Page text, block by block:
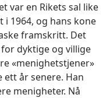
var en Rikets sal like
i 1964, og hans kone
framskritt. Det
dyktige og villige
«menighetstjener»
år senere. Han
menigheter. Nå